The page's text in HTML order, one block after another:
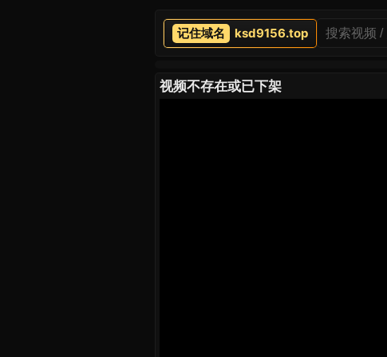
ksd9156.top
视频不存在或已下架